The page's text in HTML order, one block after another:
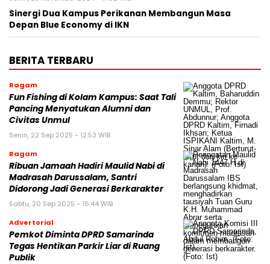
Sinergi Dua Kampus Perikanan Membangun Masa
Depan Blue Economy di IKN
BERITA TERBARU
Ragam
Fun Fishing di Kolam Kampus: Saat Tali
Pancing Menyatukan Alumni dan
Civitas Unmul
Senin, 22 Sep 2025 - 12:53 WIB
Ragam
Ribuan Jamaah Hadiri Maulid Nabi di
Madrasah Darussalam, Santri
Didorong Jadi Generasi Berkarakter
Sabtu, 20 Sep 2025 - 16:44 WIB
Advertorial
Pemkot Diminta DPRD Samarinda
Tegas Hentikan Parkir Liar di Ruang
Publik